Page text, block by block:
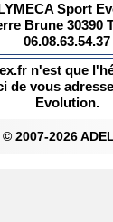
Sport
Brune 30390
06.08.63.54.37
n'est que
de vous
Evolution.
© 2007-2026